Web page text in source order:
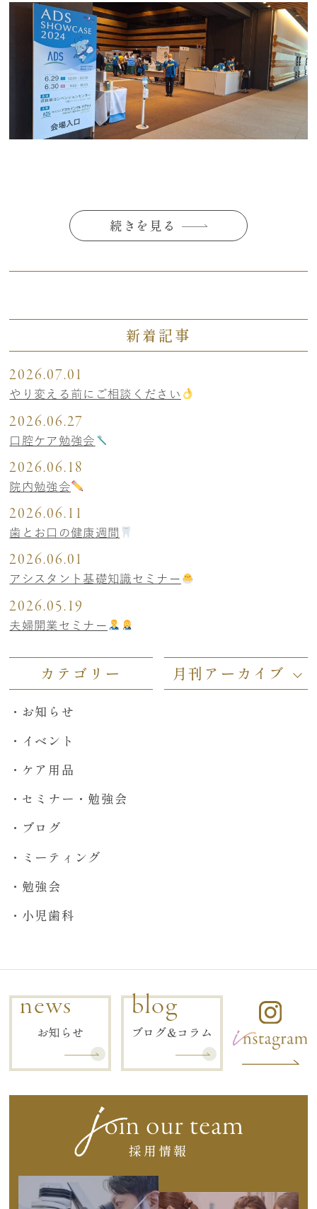
続きを見る
新着記事
2026.07.01
やり変える前にご相談ください
2026.06.27
口腔ケア勉強会
2026.06.18
院内勉強会
2026.06.11
歯とお口の健康週間
2026.06.01
アシスタント基礎知識セミナー
2026.05.19
夫婦開業セミナー
カテゴリー
お知らせ
イベント
ケア用品
セミナー・勉強会
ブログ
ミーティング
勉強会
小児歯科
月刊アーカイブ
news
お知らせ
blog
ブログ&コラム
採用情報